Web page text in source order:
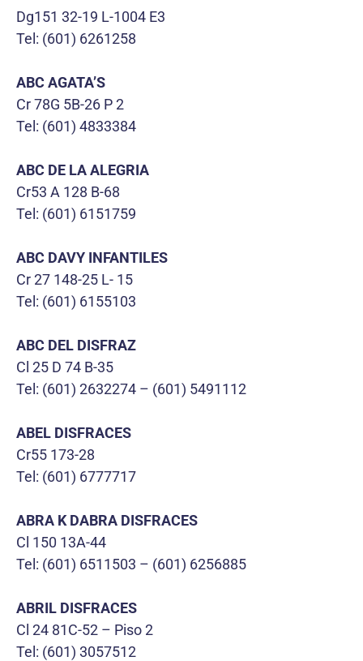
Dg151 32-19 L-1004 E3
Tel: (601) 6261258
ABC AGATA’S
Cr 78G 5B-26 P 2
Tel: (601) 4833384
ABC DE LA ALEGRIA
Cr53 A 128 B-68
Tel: (601) 6151759
ABC DAVY INFANTILES
Cr 27 148-25 L- 15
Tel: (601) 6155103
ABC DEL DISFRAZ
Cl 25 D 74 B-35
Tel: (601) 2632274 – (601) 5491112
ABEL DISFRACES
Cr55 173-28
Tel: (601) 6777717
ABRA K DABRA DISFRACES
Cl 150 13A-44
Tel: (601) 6511503 – (601) 6256885
ABRIL DISFRACES
Cl 24 81C-52 – Piso 2
Tel: (601) 3057512